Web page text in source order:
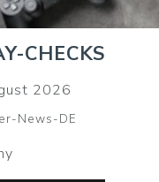
CHECKS
2026
News-DE